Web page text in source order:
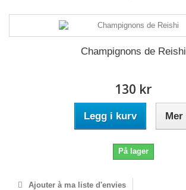
Champignons de Reishi
130 kr
Legg i kurv Mer
På lager
Ajouter à ma liste d'envies